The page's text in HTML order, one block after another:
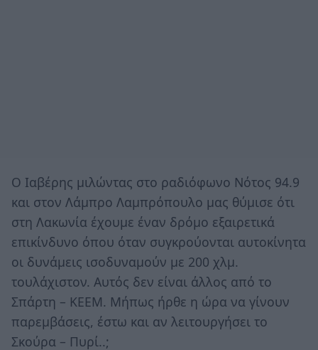
Ο Ιαβέρης μιλώντας στο ραδιόφωνο Νότος 94.9
και στον Λάμπρο Λαμπρόπουλο μας θύμισε ότι
στη Λακωνία έχουμε έναν δρόμο εξαιρετικά
επικίνδυνο όπου όταν συγκρούονται αυτοκίνητα
οι δυνάμεις ισοδυναμούν με 200 χλμ.
τουλάχιστον. Αυτός δεν είναι άλλος από το
Σπάρτη – ΚΕΕΜ. Μήπως ήρθε η ώρα να γίνουν
παρεμβάσεις, έστω και αν λειτουργήσει το
Σκούρα – Πυρί..;